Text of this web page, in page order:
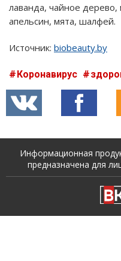
лаванда, чайное дерево,
апельсин, мята, шалфей.
Источник: biobeauty.by
Коронавирус
Информационная
предназначена для